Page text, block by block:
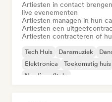
Artiesten in contact
live evenementen
Artiesten managen in hun
Artiesten een
Artiesten contracteren of
Tech Huis Dansmuziek
Elektronica
Toekomstig huis
Nu-disco/Italo